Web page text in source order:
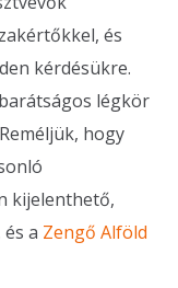
és
kérdésükre.
légkör
hogy
kijelenthető,
a Zengő Alföld